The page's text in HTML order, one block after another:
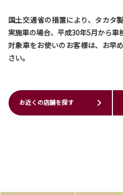
国土交通省の措置により、タカタ
実施車の場合、平成30年5月から車
対象車をお使いのお客様は、お早
さい。
お近くの店舗を探す